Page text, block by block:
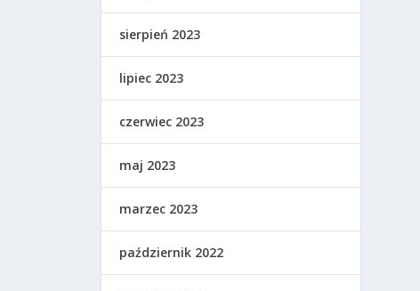
sierpień 2023
lipiec 2023
czerwiec 2023
maj 2023
marzec 2023
październik 2022